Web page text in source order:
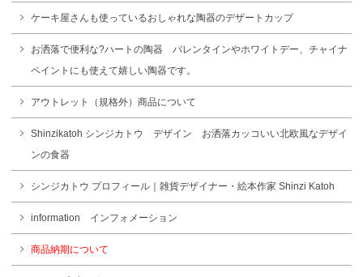
ケーキ屋さんも使っているおしゃれな陶器のデザートカップ
お洒落で便利な?ハートの陶器 バレンタインやホワイトデー、チャイナ
ペイントにも使えて嬉しい陶器です。
アウトレット（規格外）商品について
Shinzikatoh シンジカトウ デザイン お洒落カッコいい北欧風なデザイ
ンの食器
シンジカトウ プロフィール｜雑貨デザイナー・絵本作家 Shinzi Katoh
information インフォメーション
商品納期について